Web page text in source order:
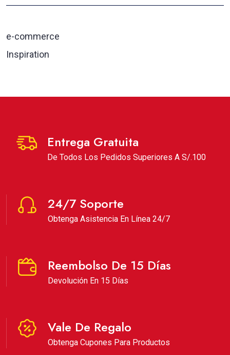
e-commerce
Inspiration
Entrega Gratuita
De Todos Los Pedidos Superiores A S/.100
24/7 Soporte
Obtenga Asistencia En Línea 24/7
Reembolso De 15 Días
Devolución En 15 Días
Vale De Regalo
Obtenga Cupones Para Productos